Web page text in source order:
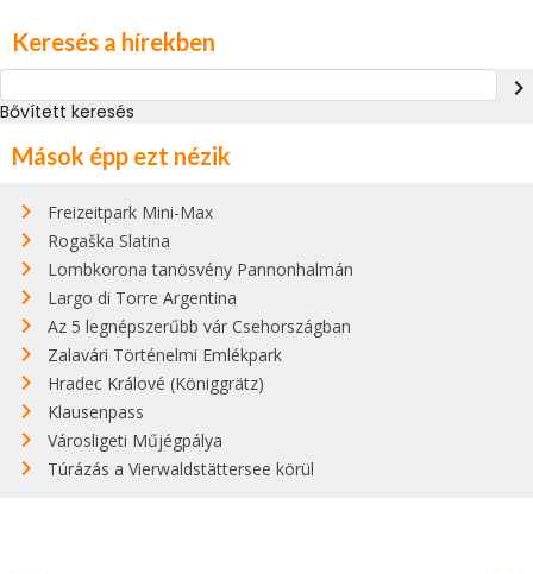
Keresés a hírekben
navigate_next
Bővített keresés
Mások épp ezt nézik
Freizeitpark Mini-Max
Rogaška Slatina
Lombkorona tanösvény Pannonhalmán
Largo di Torre Argentina
Az 5 legnépszerűbb vár Csehországban
Zalavári Történelmi Emlékpark
Hradec Králové (Königgrätz)
Klausenpass
Városligeti Műjégpálya
Túrázás a Vierwaldstättersee körül